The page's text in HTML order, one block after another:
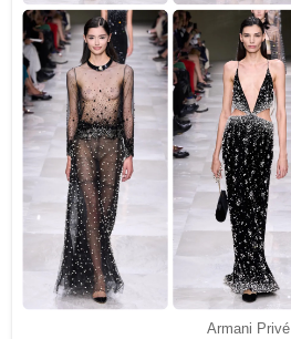
Armani Privé